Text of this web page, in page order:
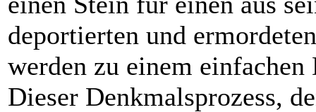
deportierten und
werden zu einem
Dieser Denkmalsprozess,